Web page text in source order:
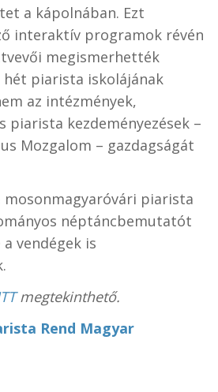
a kápolnában. Ezt
interaktív programok révén
megismerhették
hét piarista iskolájának
az intézmények,
piarista kezdeményezések –
Mozgalom – gazdagságát
mosonmagyaróvári piarista
néptáncbemutatót
vendégek is
megtekinthető.
Rend Magyar